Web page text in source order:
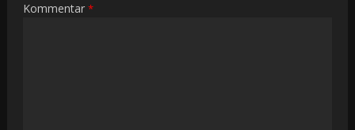
Kommentar*